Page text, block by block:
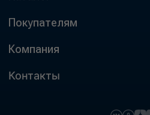
Покупателям
Компания
Контакты